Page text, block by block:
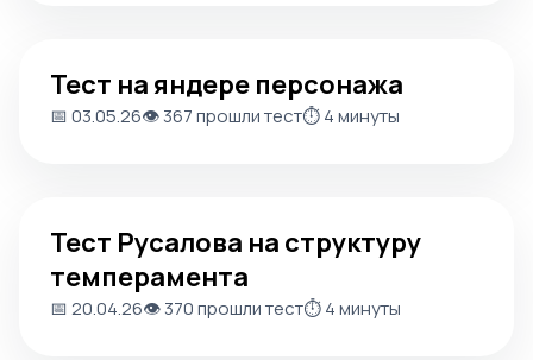
Тест на яндере персонажа
📅 03.05.26👁️ 367 прошли тест⏱️ 4 минуты
Тест Русалова на структуру
темперамента
📅 20.04.26👁️ 370 прошли тест⏱️ 4 минуты